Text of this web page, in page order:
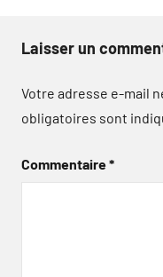
Laisser un
Votre adresse e-mail
obligatoires sont
Commentaire*